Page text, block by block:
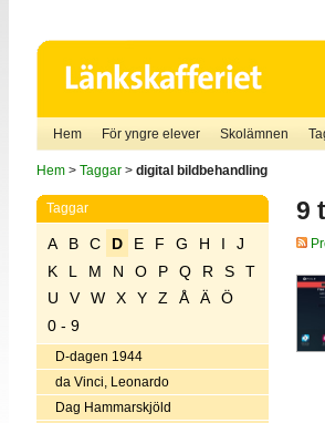
Hem För yngre elever Skolämnen
Hem> Taggar> digital bildbehandling
Taggar
A B C D E F G H I
J
K
L M N O P Q R S
T
U
V W X Y Z Å Ä
Ö
0 - 9
D-dagen 1944
da Vinci, Leonardo
Dag Hammarskjöld
9